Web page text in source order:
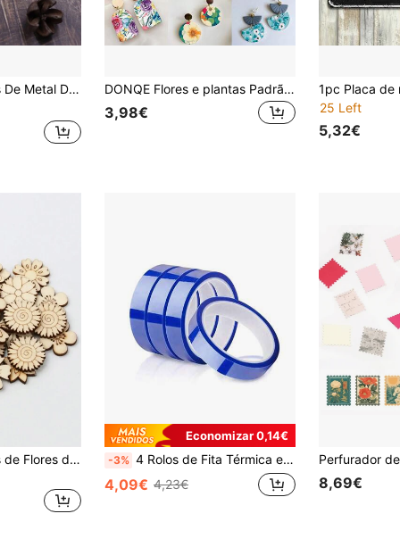
Para Scrapbook Artesanal, Cortes De Letras Para Álbum De Fotos DONQE Flores e plantas Padrão Imprimir Papel de transferência de água, Fazendo brincos de cerâmica macia, Adesivos de transferência de argila de água de dupla face Molde feito à mão DIY
3,98€ 25 Left
5,32€
50 peças Recortes de Flores de Madeira Sem Acabamento, 2 Tamanhos, Enfeites Recortados Para Artesanato DIY Decoração de Festa em Casa
Economizar 0,14€
-3% 4 Rolos de Fita Térmica em Branco para Sublimação, Fita Resistente a Altas Temperaturas, Temperatura Máxima 250°C (248,9°F), Adequada para Impressão por Sublimação Térmica, Transferência de Calor, Estampagem de Vinil com Prensa Térmica, Presentes de Natal, Ação de Graças e Halloween
4,09€ 4,23€ 8,69€